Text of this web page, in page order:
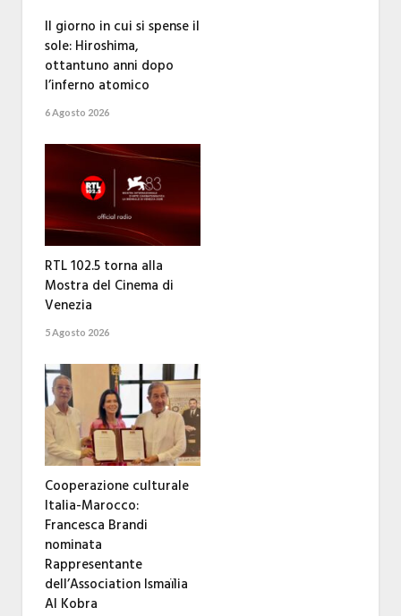
Il giorno in cui si spense il
sole: Hiroshima,
ottantuno anni dopo
l’inferno atomico
6 Agosto 2026
RTL 102.5 torna alla
Mostra del Cinema di
Venezia
5 Agosto 2026
Cooperazione culturale
Italia-Marocco:
Francesca Brandi
nominata
Rappresentante
dell’Association Ismaïlia
Al Kobra